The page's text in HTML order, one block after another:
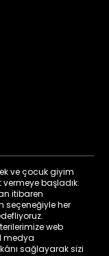
ve çocuk giyim
başladık.
itibaren
seçeneğiyle her
web
medya
sağlayarak sizi